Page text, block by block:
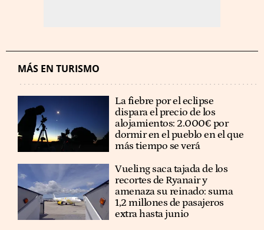
MÁS EN TURISMO
La fiebre por el eclipse
dispara el precio de los
alojamientos: 2.000€ por
dormir en el pueblo en el que
más tiempo se verá
Vueling saca tajada de los
recortes de Ryanair y
amenaza su reinado: suma
1,2 millones de pasajeros
extra hasta junio